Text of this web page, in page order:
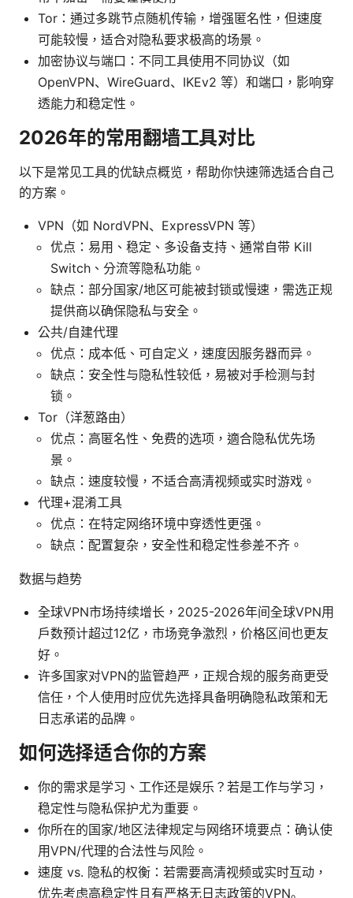
Tor：通过多跳节点随机传输，增强匿名性，但速度
可能较慢，适合对隐私要求极高的场景。
加密协议与端口：不同工具使用不同协议（如
OpenVPN、WireGuard、IKEv2 等）和端口，影响穿
透能力和稳定性。
2026年的常用翻墙工具对比
以下是常见工具的优缺点概览，帮助你快速筛选适合自己
的方案。
VPN（如 NordVPN、ExpressVPN 等）
优点：易用、稳定、多设备支持、通常自带 Kill
Switch、分流等隐私功能。
缺点：部分国家/地区可能被封锁或慢速，需选正规
提供商以确保隐私与安全。
公共/自建代理
优点：成本低、可自定义，速度因服务器而异。
缺点：安全性与隐私性较低，易被对手检测与封
锁。
Tor（洋葱路由）
优点：高匿名性、免费的选项，適合隐私优先场
景。
缺点：速度较慢，不适合高清视频或实时游戏。
代理+混淆工具
优点：在特定网络环境中穿透性更强。
缺点：配置复杂，安全性和稳定性参差不齐。
数据与趋势
全球VPN市场持续增长，2025-2026年间全球VPN用
户数预计超过12亿，市场竞争激烈，价格区间也更友
好。
许多国家对VPN的监管趋严，正规合规的服务商更受
信任，个人使用时应优先选择具备明确隐私政策和无
日志承诺的品牌。
如何选择适合你的方案
你的需求是学习、工作还是娱乐？若是工作与学习，
稳定性与隐私保护尤为重要。
你所在的国家/地区法律规定与网络环境要点：确认使
用VPN/代理的合法性与风险。
速度 vs. 隐私的权衡：若需要高清视频或实时互动，
优先考虑高稳定性且有严格无日志政策的VPN。